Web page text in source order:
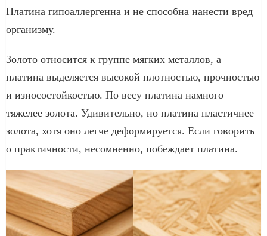
Платина гипоаллергенна и не способна нанести вред
организму.
Золото относится к группе мягких металлов, а
платина выделяется высокой плотностью, прочностью
и износостойкостью. По весу платина намного
тяжелее золота. Удивительно, но платина пластичнее
золота, хотя оно легче деформируется. Если говорить
о практичности, несомненно, побеждает платина.